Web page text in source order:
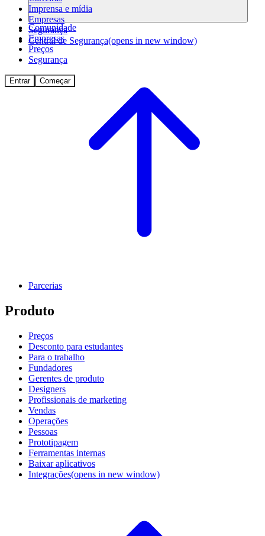
Comunidade
Empresas
Preços
Segurança
Entrar Começar
Imprensa e mídia
Empresas
Segurança
Central de Segurança(opens in new window)
Parcerias
Produto
Preços
Desconto para estudantes
Para o trabalho
Fundadores
Gerentes de produto
Designers
Profissionais de marketing
Vendas
Operações
Pessoas
Prototipagem
Ferramentas internas
Baixar aplicativos
Integrações(opens in new window)